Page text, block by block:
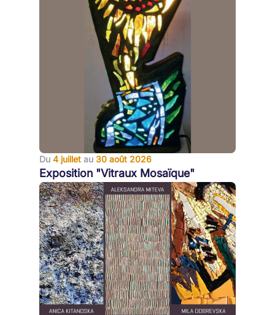
Du 4 juillet au 30 août 2026
Exposition "Vitraux Mosaïque"